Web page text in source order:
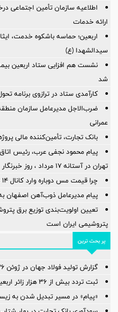
اطلاعیه سازمان تأمین
ارائه خدمات
اربعین؛ حماسه باشکوه خدمت،
سیدالشهدا (ع)
نشست هم افزایی ستاد اربعین
شد
کارآمدی ستاد در ترازوی برنامه
ضرب‌الاجل مدیرعامل سازمان
عمرانی
بانک تجارت، تأمین‌کننده مالی پروژه بازسازی
پیام محمود نجفی عرب، رئیس اتاق
تهران در آستانه 17 مرداد ، روز خبرنگار
چرا قیمت مس دوباره وارد کانال ۱۴ هزار دلار شد
پیام مدیرعامل ذوب‌آهن اصفهان
تعیین اولویت‌بندی توزیع برق
پتروشیمی ایران است
پر بحث ترین
گزارش تولید فولاد جهان در ژوئن ۲۰۲۶
ثبت تردد بیش از ۳۶ هزار زائر اربعین از مرز شلمچه در یکم مرداد
«پیام» در مسیر تبدیل شدن به